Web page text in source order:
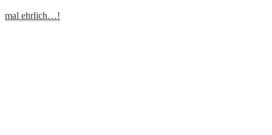
mal ehrlich…!